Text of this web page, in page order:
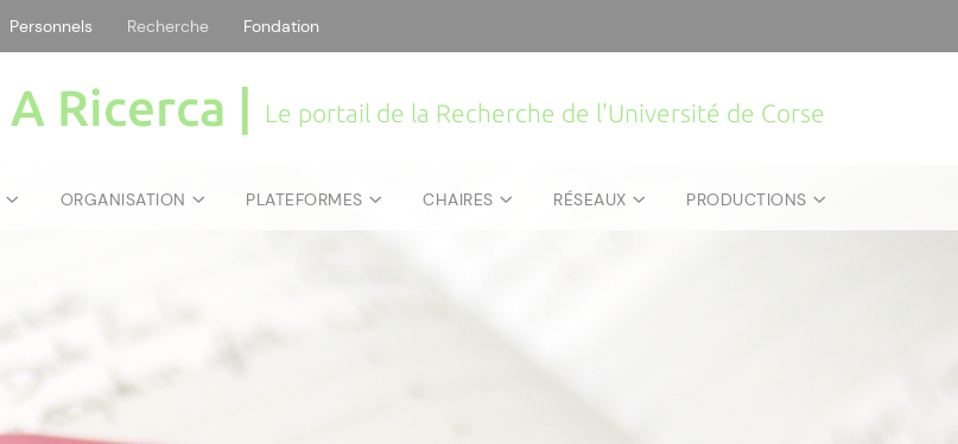
Personnels Recherche Fondation
A Ricerca | Le portail de la Recherche de l'Université de Corse
ORGANISATION PLATEFORMES CHAIRES RÉSEAUX PRODUCTIONS